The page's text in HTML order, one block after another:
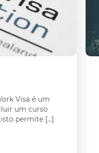
Visa é um
um curso
permite […]